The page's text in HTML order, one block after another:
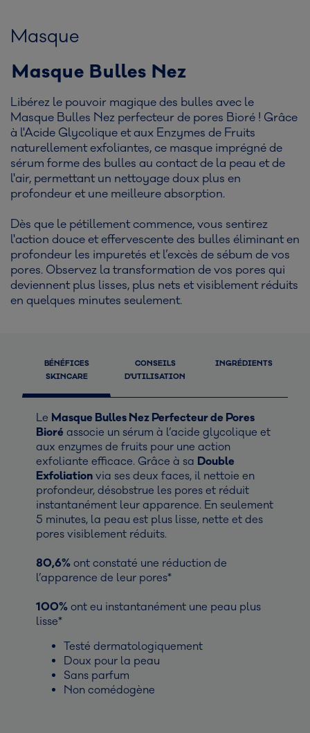
Masque
Masque Bulles Nez
Libérez le pouvoir magique des bulles avec le
Masque Bulles Nez perfecteur de pores Bioré ! Grâce
à l'Acide Glycolique et aux Enzymes de Fruits
naturellement exfoliantes, ce masque imprégné de
sérum forme des bulles au contact de la peau et de
l'air, permettant un nettoyage doux plus en
profondeur et une meilleure absorption.
Dès que le pétillement commence, vous sentirez
l'action douce et effervescente des bulles éliminant en
profondeur les impuretés et l’excès de sébum de vos
pores. Observez la transformation de vos pores qui
deviennent plus lisses, plus nets et visiblement réduits
en quelques minutes seulement.
BÉNÉFICES
SKINCARE
CONSEILS
D'UTILISATION
INGRÉDIENTS
Le Masque Bulles Nez Perfecteur de Pores
Bioré associe un sérum à l’acide glycolique et
aux enzymes de fruits pour une action
exfoliante efficace. Grâce à sa Double
Exfoliation via ses deux faces, il nettoie en
profondeur, désobstrue les pores et réduit
instantanément leur apparence. En seulement
5 minutes, la peau est plus lisse, nette et des
pores visiblement réduits.
80,6% ont constaté une réduction de
l’apparence de leur pores*
100% ont eu instantanément une peau plus
lisse*
Testé dermatologiquement
Doux pour la peau
Sans parfum
Non comédogène